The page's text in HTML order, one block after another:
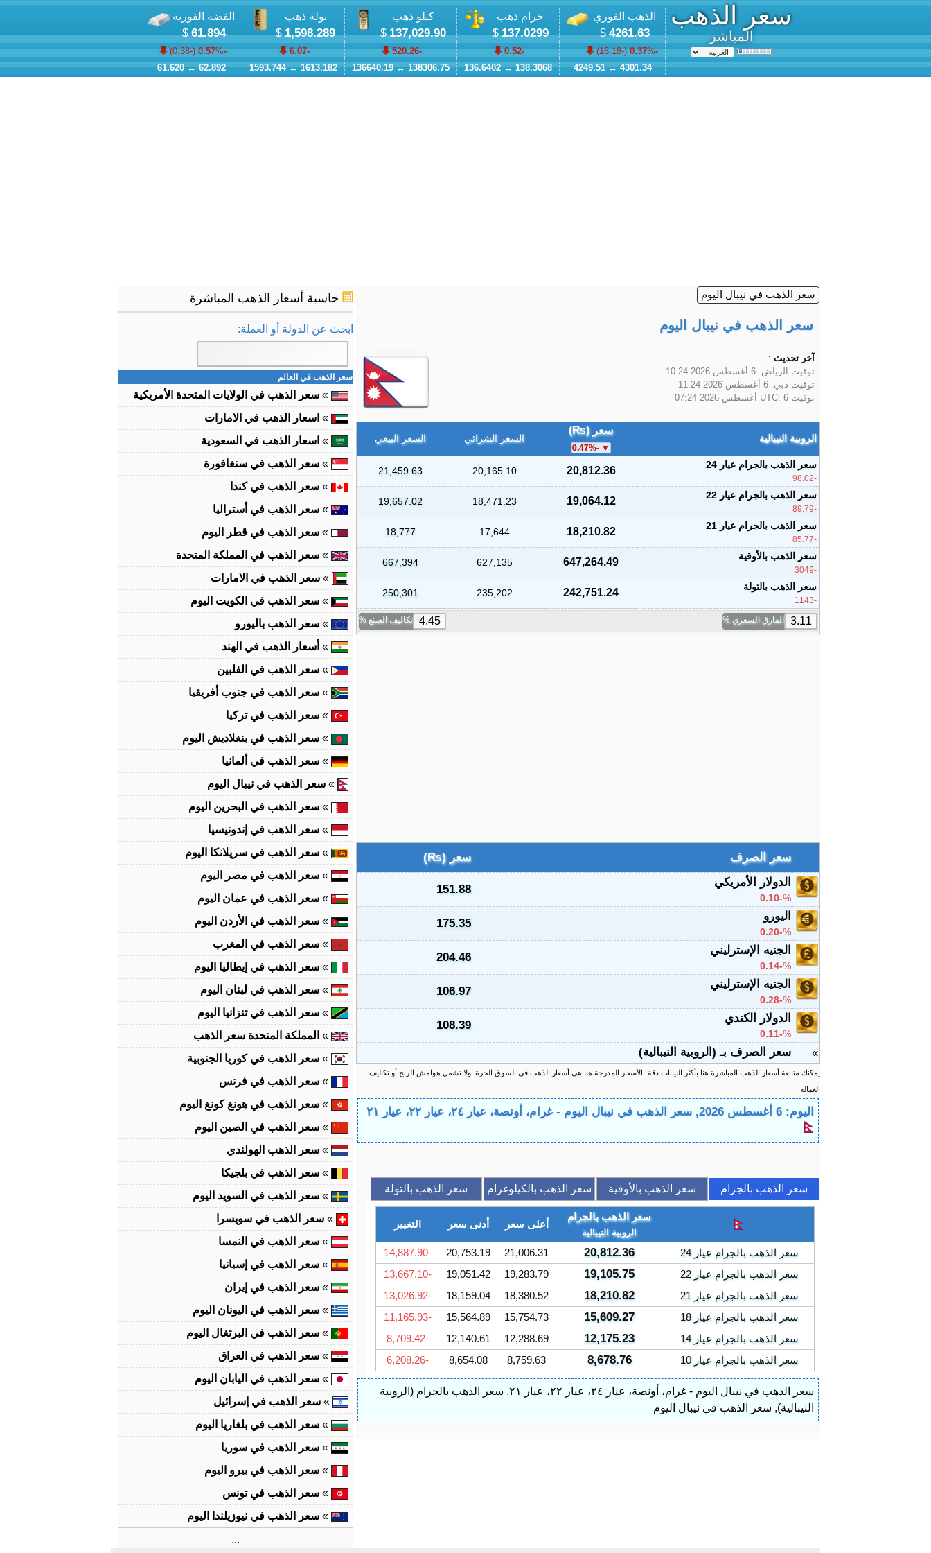
سعر الذهب
المباشر
الذهب الفوري
4261.63
$
-0.37
% (
-16.18
)
4301.34
↔
4249.51
جرام ذهب
137.0299
$
-0.52
138.3068
↔
136.6402
كيلو ذهب
137,029.90
$
-520.26
138306.75
↔
136640.19
تولة ذهب
1,598.289
$
-6.07
1613.182
↔
1593.744
الفضة الفورية
61.894
$
-0.57
% (
-0.38
)
62.892
↔
61.620
سعر الذهب في نيبال اليوم
سعر الذهب في نيبال اليوم
آخر تحديث :
توقيت الرياض: 6 أغسطس 2026 10:24
توقيت دبي: 6 أغسطس 2026 11:24
توقيت UTC: 6 أغسطس 2026 07:24
الروبية النيبالية
سعر (₨)
-0.47
%
السعر الشرائي السعر البيعي
سعر الذهب بالجرام عيار 24
-98.02
20,812.36
20,165.10
21,459.63
سعر الذهب بالجرام عيار 22
-89.79
19,064.12
18,471.23
19,657.02
سعر الذهب بالجرام عيار 21
-85.77
18,210.82
17,644
18,777
سعر الذهب بالأوقية
-3049
647,264.49
627,135
667,394
سعر الذهب بالتولة
-1143
242,751.24
235,202
250,301
الفارق السعري % تكاليف الصنع %
سعر الصرف
سعر (₨)
الدولار الأمريكي
%
-0.10
151.88
اليورو
%
-0.20
175.35
الجنيه الإسترليني
%
-0.14
204.46
الجنيه الإسترليني
%
-0.28
106.97
الدولار الكندي
%
-0.11
108.39
» سعر الصرف بـ (الروبية النيبالية)
يمكنك متابعة أسعار الذهب المباشرة هنا بأكثر البيانات دقة.
الأسعار المدرجة هنا هي أسعار الذهب في السوق الحرة. ولا تشمل هوامش الربح أو تكاليف
العمالة.
اليوم: 6 أغسطس 2026, سعر الذهب في نيبال اليوم - غرام، أونصة، عيار ٢٤، عيار ٢٢، عيار ٢١
سعر الذهب بالجرام سعر الذهب بالأوقية سعر الذهب بالكيلوغرام سعر الذهب بالتولة
سعر الذهب بالجرام
الروبية النيبالية
أعلى سعر أدنى سعر التغيير
سعر الذهب بالجرام عيار 24 20,812.36
21,006.31
20,753.19
-14,887.90
سعر الذهب بالجرام عيار 22
19,105.75
19,283.79
19,051.42
-13,667.10
سعر الذهب بالجرام عيار 21
18,210.82
18,380.52
18,159.04
-13,026.92
سعر الذهب بالجرام عيار 18
15,609.27
15,754.73
15,564.89
-11,165.93
سعر الذهب بالجرام عيار 14
12,175.23
12,288.69
12,140.61
-8,709.42
سعر الذهب بالجرام عيار 10
8,678.76
8,759.63
8,654.08
-6,208.26
سعر الذهب في نيبال اليوم - غرام، أونصة، عيار ٢٤، عيار ٢٢، عيار ٢١ , سعر الذهب بالجرام (الروبية
النيبالية), سعر الذهب في نيبال اليوم
حاسبة أسعار الذهب المباشرة
ابحث عن الدولة أو العملة:
سعر الذهب في العالم
» سعر الذهب في الولايات المتحدة الأمريكية
» اسعار الذهب في الامارات
» اسعار الذهب في السعودية
» سعر الذهب في سنغافورة
» سعر الذهب في كندا
» سعر الذهب في أستراليا
» سعر الذهب في قطر اليوم
» سعر الذهب في المملكة المتحدة
» سعر الذهب في الامارات
» سعر الذهب في الكويت اليوم
» سعر الذهب باليورو
» أسعار الذهب في الهند
» سعر الذهب في الفلبين
» سعر الذهب في جنوب أفريقيا
» سعر الذهب في تركيا
» سعر الذهب في بنغلاديش اليوم
» سعر الذهب في ألمانيا
» سعر الذهب في نيبال اليوم
» سعر الذهب في البحرين اليوم
» سعر الذهب في إندونيسيا
» سعر الذهب في سريلانكا اليوم
» سعر الذهب في مصر اليوم
» سعر الذهب في عمان اليوم
» سعر الذهب في الأردن اليوم
» سعر الذهب في المغرب
» سعر الذهب في إيطاليا اليوم
» سعر الذهب في لبنان اليوم
» سعر الذهب في تنزانيا اليوم
» المملكة المتحدة سعر الذهب
» سعر الذهب في كوريا الجنوبية
» سعر الذهب في فرنس
» سعر الذهب في هونغ كونغ اليوم
» سعر الذهب في الصين اليوم
» سعر الذهب الهولندي
» سعر الذهب في بلجيكا
» سعر الذهب في السويد اليوم
» سعر الذهب في سويسرا
» سعر الذهب في النمسا
» سعر الذهب في إسبانيا
» سعر الذهب في إيران
» سعر الذهب في اليونان اليوم
» سعر الذهب في البرتغال اليوم
» سعر الذهب في العراق
» سعر الذهب في اليابان اليوم
» سعر الذهب في إسرائيل
» سعر الذهب في بلغاريا اليوم
» سعر الذهب في سوريا
» سعر الذهب في بيرو اليوم
» سعر الذهب في تونس
» سعر الذهب في نيوزيلندا اليوم
...